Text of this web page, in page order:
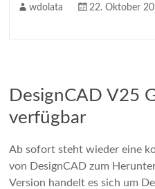
wdolata 22. Oktober
DesignCAD V25
verfügbar
Ab sofort steht wieder eine
von DesignCAD zum
Version handelt es sich um